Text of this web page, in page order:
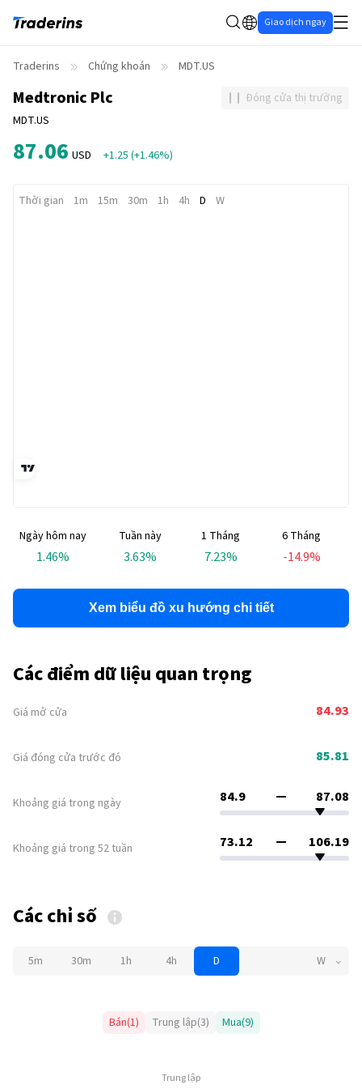
Giao dịch ngay
Traderins Chứng khoán MDT.US
Medtronic Plc
Đóng cửa thị trường
MDT.US
87.06 USD +1.25 (+1.46%)
Thời gian 1m 15m 30m 1h 4h D W
Ngày hôm nay
1.46%
Tuần này
3.63%
1 Tháng
7.23%
6 Tháng
-14.9%
Xem biểu đồ xu hướng chi tiết
Các điểm dữ liệu quan trọng
Giá mở cửa
Giá đóng cửa trước đó
Khoảng giá trong ngày
Khoảng giá trong 52 tuần
84.93
85.81
84.9 87.08
73.12 106.19
Các chỉ số
5m 30m 1h 4h D W
Bán(1) Trung lập(3) Mua(9)
Trung lập